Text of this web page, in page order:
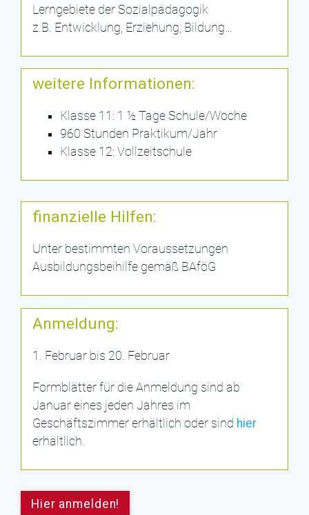
Lerngebiete der Sozialpädagogik
z.B. Entwicklung, Erziehung, Bildung…
weitere Informationen:
Klasse 11: 1 ½ Tage Schule/Woche
960 Stunden Praktikum/Jahr
Klasse 12: Vollzeitschule
finanzielle Hilfen:
Unter bestimmten Voraussetzungen
Ausbildungsbeihilfe gemäß BAföG
Anmeldung:
1. Februar bis 20. Februar
Formblätter für die Anmeldung sind ab
Januar eines jeden Jahres im
Geschäftszimmer erhältlich oder sind hier
erhältlich.
Hier anmelden!